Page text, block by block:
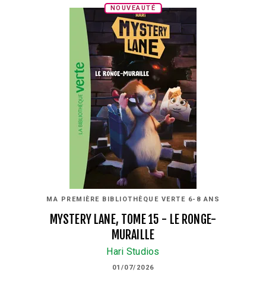
NOUVEAUTÉ
MA PREMIÈRE BIBLIOTHÈQUE VERTE 6-8 ANS
MYSTERY LANE, TOME 15 - LE RONGE-
MURAILLE
Hari Studios
01/07/2026